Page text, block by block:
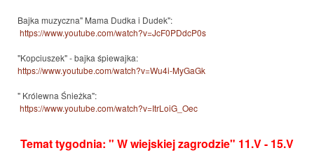
Bajka muzyczna" Mama Dudka i Dudek":
https://www.youtube.com/watch?v=JcF0PDdcP0s
"Kopciuszek" - bajka śpiewajka:
https://www.youtube.com/watch?v=Wu4i-MyGaGk
" Królewna Śnieżka":
https://www.youtube.com/watch?v=ItrLoiG_Oec
Temat tygodnia: " W wiejskiej zagrodzie" 11.V - 15.V